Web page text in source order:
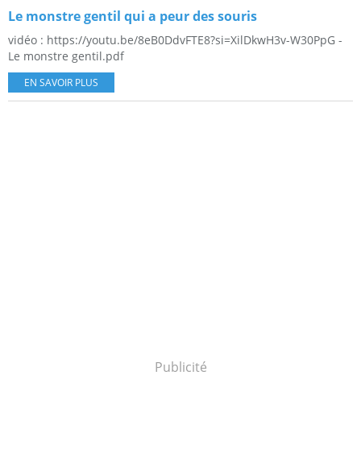
Le monstre gentil qui a peur des souris
vidéo : https://youtu.be/8eB0DdvFTE8?si=XilDkwH3v-W30PpG -
Le monstre gentil.pdf
EN SAVOIR PLUS
Publicité